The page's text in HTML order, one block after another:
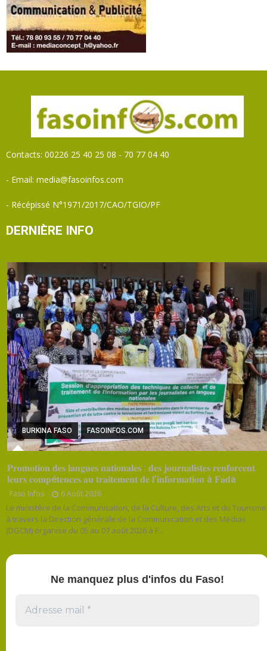
Contacts: 00226 25 40 25 08 - 70 77 04 40
- Email: media@fasoinfos.com
- Récépissé N°1971/2017/CAO/TGIO/PF
DERNIÈRE INFO
BURKINA FASO FASOINFOS.COM
𝐏𝐫𝐨𝐦𝐨𝐭𝐢𝐨𝐧 𝐝𝐞𝐬 𝐥𝐚𝐧𝐠𝐮𝐞𝐬 𝐧𝐚𝐭𝐢𝐨𝐧𝐚𝐥𝐞𝐬 : 𝐝𝐞𝐬 𝐣𝐨𝐮𝐫𝐧𝐚𝐥𝐢𝐬𝐭𝐞𝐬 𝐫𝐞𝐧𝐟𝐨𝐫𝐜𝐞𝐧𝐭
𝐥𝐞𝐮𝐫𝐬 𝐜𝐨𝐦𝐩é𝐭𝐞𝐧𝐜𝐞𝐬 𝐚𝐮 𝐭𝐫𝐚𝐢𝐭𝐞𝐦𝐞𝐧𝐭 𝐝𝐞 𝐥’𝐢𝐧𝐟𝐨𝐫𝐦𝐚𝐭𝐢𝐨𝐧 à 𝐅𝐚𝐝a
Faso Infos 6 Août 2026
Le ministère de la Communication, de la Culture, des Arts et du Tourisme
à travers la Direction générale de la Communication et des Médias
(DGCM) organise du 05 au 07 août 2026 à F...
Ne manquez plus d'infos du Faso!